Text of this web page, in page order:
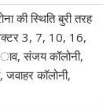
की स्थिति बुरी तरह
सेक्टर 3, 7, 10, 16,
संजय कॉलोनी,
जवाहर कॉलोनी,